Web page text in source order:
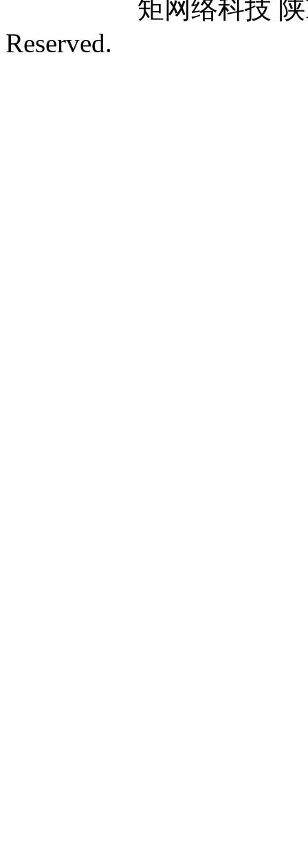
矩网络科技
Reserved.